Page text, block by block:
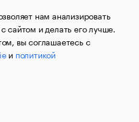
кв-л 120, стр 12/1,
нам анализировать
сайтом и делать его лучше.
вы соглашаетесь с
и политикой